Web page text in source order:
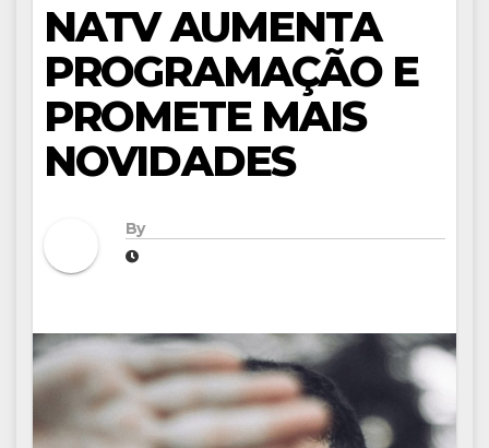
NATV AUMENTA
PROGRAMAÇÃO E
PROMETE MAIS
NOVIDADES
By